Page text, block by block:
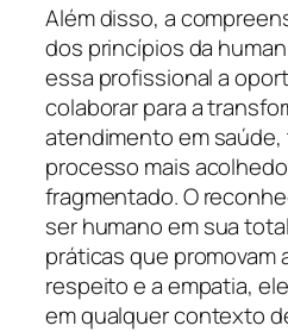
Além disso, a
dos princípios da
essa profissional a
colaborar para a
atendimento em
processo mais
fragmentado. O
ser humano em sua
práticas que promovam
respeito e a empatia,
em qualquer contexto